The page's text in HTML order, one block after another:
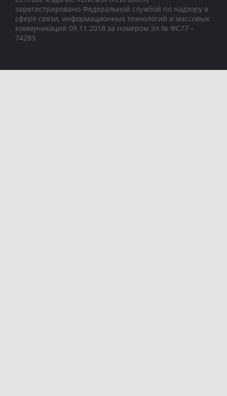
зарегистрировано Федеральной службой по надзору в
сфере связи, информационных технологий и массовых
коммуникаций 09.11.2018 за номером Эл № ФС77 –
74283